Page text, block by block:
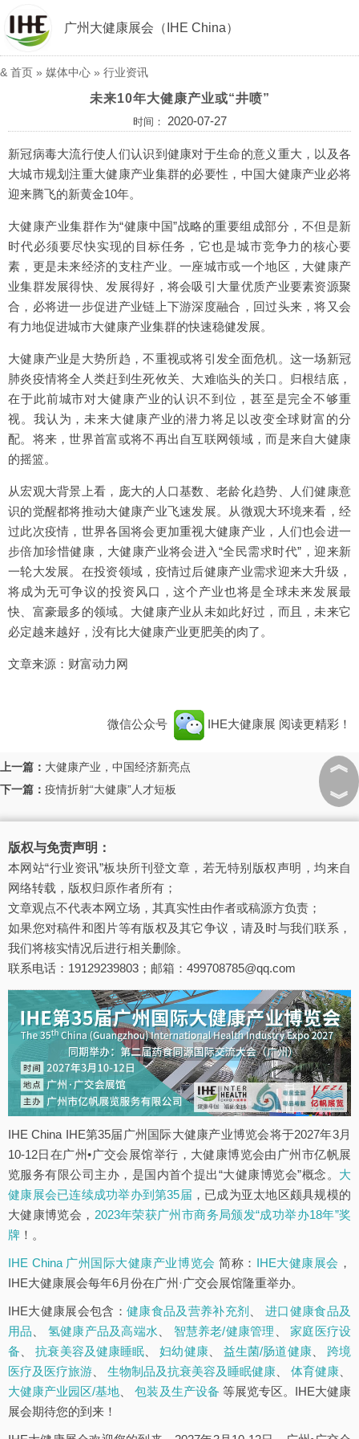
广州大健康展会（IHE China）
& 首页 » 媒体中心 » 行业资讯
未来10年大健康产业或“井喷”
时间： 2020-07-27
新冠病毒大流行使人们认识到健康对于生命的意义重大，以及各
大城市规划注重大健康产业集群的必要性，中国大健康产业必将
迎来腾飞的新黄金10年。
大健康产业集群作为“健康中国”战略的重要组成部分，不但是新
时代必须要尽快实现的目标任务，它也是城市竞争力的核心要
素，更是未来经济的支柱产业。一座城市或一个地区，大健康产
业集群发展得快、发展得好，将会吸引大量优质产业要素资源聚
合，必将进一步促进产业链上下游深度融合，回过头来，将又会
有力地促进城市大健康产业集群的快速稳健发展。
大健康产业是大势所趋，不重视或将引发全面危机。这一场新冠
肺炎疫情将全人类赶到生死攸关、大难临头的关口。归根结底，
在于此前城市对大健康产业的认识不到位，甚至是完全不够重
视。我认为，未来大健康产业的潜力将足以改变全球财富的分
配。将来，世界首富或将不再出自互联网领域，而是来自大健康
的摇篮。
从宏观大背景上看，庞大的人口基数、老龄化趋势、人们健康意
识的觉醒都将推动大健康产业飞速发展。从微观大环境来看，经
过此次疫情，世界各国将会更加重视大健康产业，人们也会进一
步倍加珍惜健康，大健康产业将会进入“全民需求时代”，迎来新
一轮大发展。在投资领域，疫情过后健康产业需求迎来大升级，
将成为无可争议的投资风口，这个产业也将是全球未来发展最
快、富豪最多的领域。大健康产业从未如此好过，而且，未来它
必定越来越好，没有比大健康产业更肥美的肉了。
文章来源：财富动力网
微信公众号 IHE大健康展 阅读更精彩！
上一篇： 大健康产业，中国经济新亮点
下一篇： 疫情折射“大健康”人才短板
版权与免责声明：
本网站“行业资讯”板块所刊登文章，若无特别版权声明，均来自
网络转载，版权归原作者所有；
文章观点不代表本网立场，其真实性由作者或稿源方负责；
如果您对稿件和图片等有版权及其它争议，请及时与我们联系，
我们将核实情况后进行相关删除。
联系电话：19129239803；邮箱：499708785@qq.com
IHE China IHE第35届广州国际大健康产业博览会将于2027年3月
10-12日在广州•广交会展馆举行，大健康博览会由广州市亿帆展
览服务有限公司主办，是国内首个提出“大健康博览会”概念。 大
健康展会已连续成功举办到第35届 ，已成为亚太地区颇具规模的
大健康博览会， 2023年荣获广州市商务局颁发“成功举办18年”奖
牌 ！。
IHE China 广州国际大健康产业博览会 简称： IHE大健康展会 ，
IHE大健康展会每年6月份在广州·广交会展馆隆重举办。
IHE大健康展会包含： 健康食品及营养补充剂 、进口健康食品及
用品
氢健康产品及高端水 智慧养老/健康管理 、家庭医疗设
备 、抗衰美容及健康睡眠 、妇幼健康、 益生菌/肠道健康、 跨境
医疗及医疗旅游
生物制品及抗衰美容及睡眠健康 体育健康
大健康产业园区/基地 、包装及生产设备 等展览专区。IHE大健康
展会期待您的到来！
︽
︾